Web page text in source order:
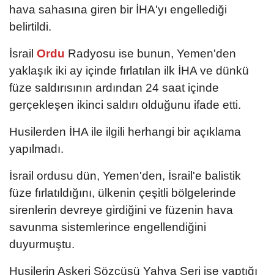
hava sahasına giren bir İHA'yı engellediği
belirtildi.
İsrail Ordu Radyosu ise bunun, Yemen'den
yaklaşık iki ay içinde fırlatılan ilk İHA ve dünkü
füze saldırısının ardından 24 saat içinde
gerçekleşen ikinci saldırı olduğunu ifade etti.
Husilerden İHA ile ilgili herhangi bir açıklama
yapılmadı.
İsrail ordusu dün, Yemen'den, İsrail'e balistik
füze fırlatıldığını, ülkenin çeşitli bölgelerinde
sirenlerin devreye girdiğini ve füzenin hava
savunma sistemlerince engellendiğini
duyurmuştu.
Husilerin Askeri Sözcüsü Yahya Seri ise yaptığı